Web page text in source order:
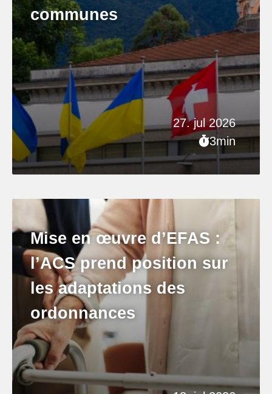
27. jul 2026
3min
communes
Mise en œuvre d’EFAS :
l’ACS prend position sur
les adaptations des
ordonnances